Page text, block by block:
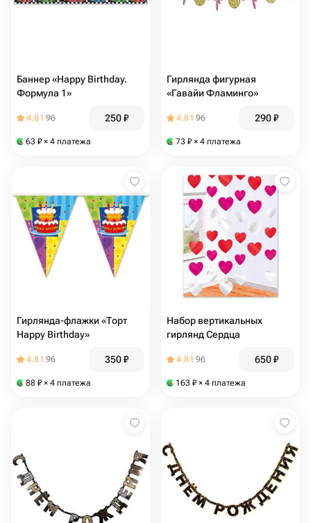
Баннер «Happy Birthday.
Формула 1»
4.81 96 250₽
63 ₽ × 4 платежа
Гирлянда фигурная
«Гавайи Фламинго»
4.81 96 290₽
73 ₽ × 4 платежа
Гирлянда-флажки «Торт
Happy Birthday»
4.81 96 350₽
88 ₽ × 4 платежа
Набор вертикальных
гирлянд Сердца
4.81 96 650₽
163 ₽ × 4 платежа